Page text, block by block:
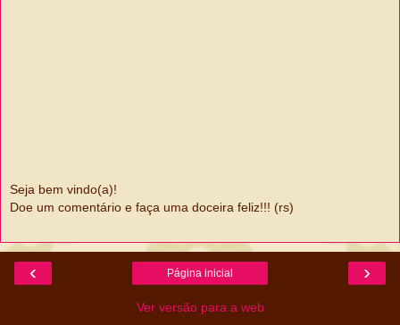
Seja bem vindo(a)!
Doe um comentário e faça uma doceira feliz!!! (rs)
‹ ›
Página inicial
Ver versão para a web